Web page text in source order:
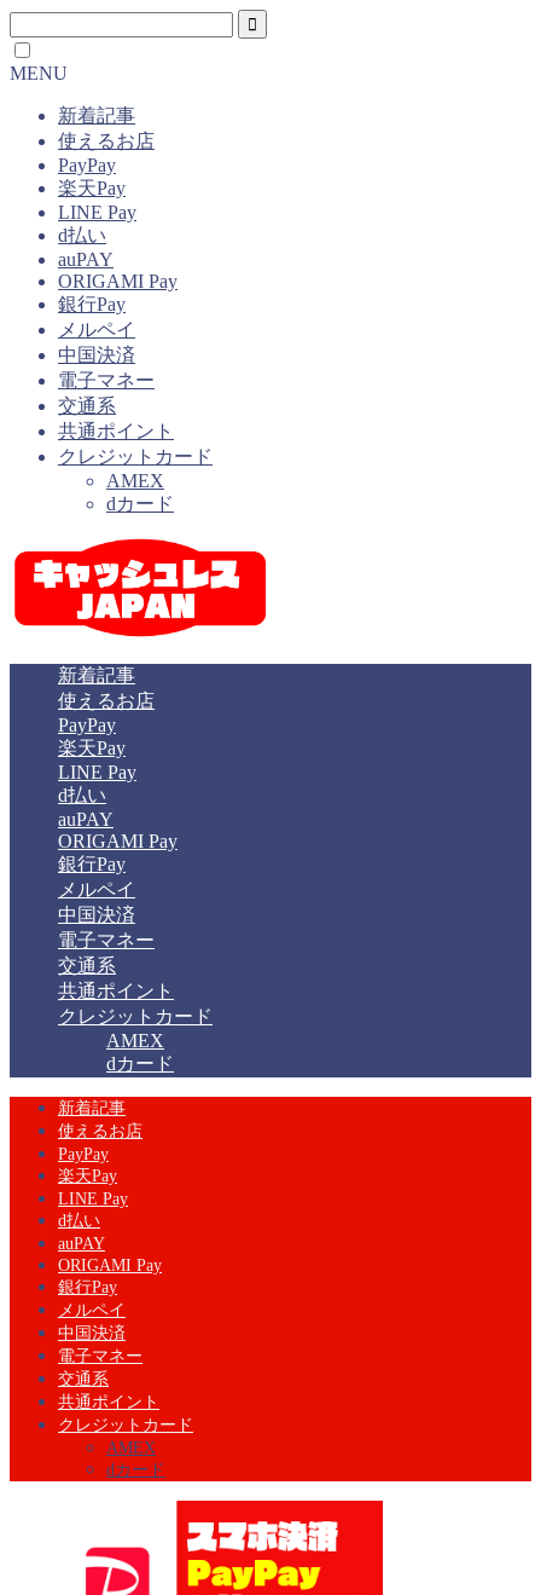
MENU
新着記事
使えるお店
PayPay
楽天Pay
LINE Pay
d払い
auPAY
ORIGAMI Pay
銀行Pay
メルペイ
中国決済
電子マネー
交通系
共通ポイント
クレジットカード
AMEX
dカード
新着記事
使えるお店
PayPay
楽天Pay
LINE Pay
d払い
auPAY
ORIGAMI Pay
銀行Pay
メルペイ
中国決済
電子マネー
交通系
共通ポイント
クレジットカード
AMEX
dカード
新着記事
使えるお店
PayPay
楽天Pay
LINE Pay
d払い
auPAY
ORIGAMI Pay
銀行Pay
メルペイ
中国決済
電子マネー
交通系
共通ポイント
クレジットカード
AMEX
dカード